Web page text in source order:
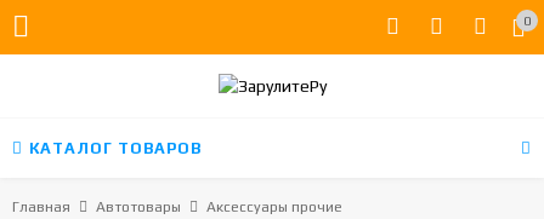
0
КАТАЛОГ ТОВАРОВ
Главная Автотовары Аксессуары прочие